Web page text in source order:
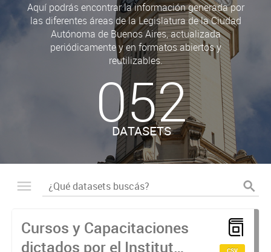
Aquí podrás encontrar la información generada por
las diferentes áreas de la Legislatura de la Ciudad
Autónoma de Buenos Aires, actualizada
periódicamente y en formatos abiertos y
reutilizables.
052
DATASETS
Cursos y Capacitaciones
dictados por el Instituto
csv